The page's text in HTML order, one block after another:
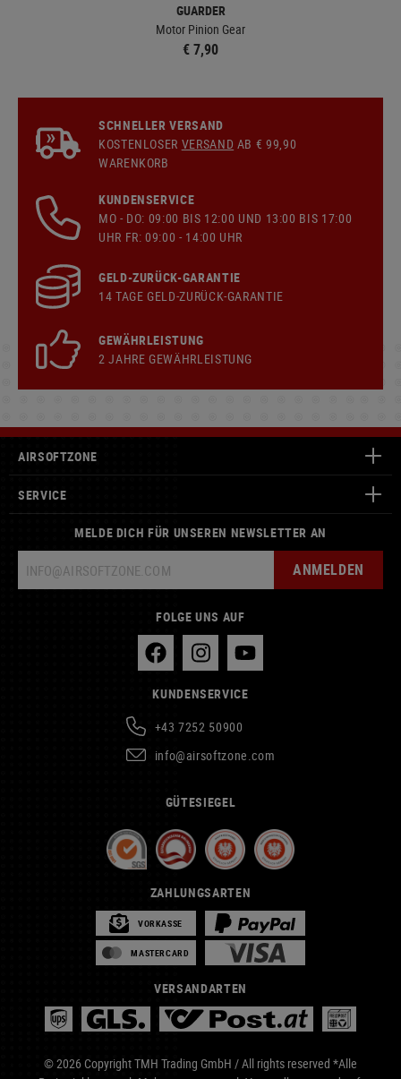
GUARDER
Motor Pinion Gear
€ 7,90
SCHNELLER VERSAND
KOSTENLOSER VERSAND AB € 99,90
WARENKORB
KUNDENSERVICE
MO - DO: 09:00 BIS 12:00 UND 13:00 BIS 17:00
UHR FR: 09:00 - 14:00 UHR
GELD-ZURÜCK-GARANTIE
14 TAGE GELD-ZURÜCK-GARANTIE
GEWÄHRLEISTUNG
2 JAHRE GEWÄHRLEISTUNG
AIRSOFTZONE
SERVICE
MELDE DICH FÜR UNSEREN NEWSLETTER AN
ANMELDEN
FOLGE UNS AUF
KUNDENSERVICE
+43 7252 50900
info@airsoftzone.com
GÜTESIEGEL
ZAHLUNGSARTEN
VORKASSE
MASTERCARD
VERSANDARTEN
© 2026 Copyright TMH Trading GmbH / All rights reserved *Alle